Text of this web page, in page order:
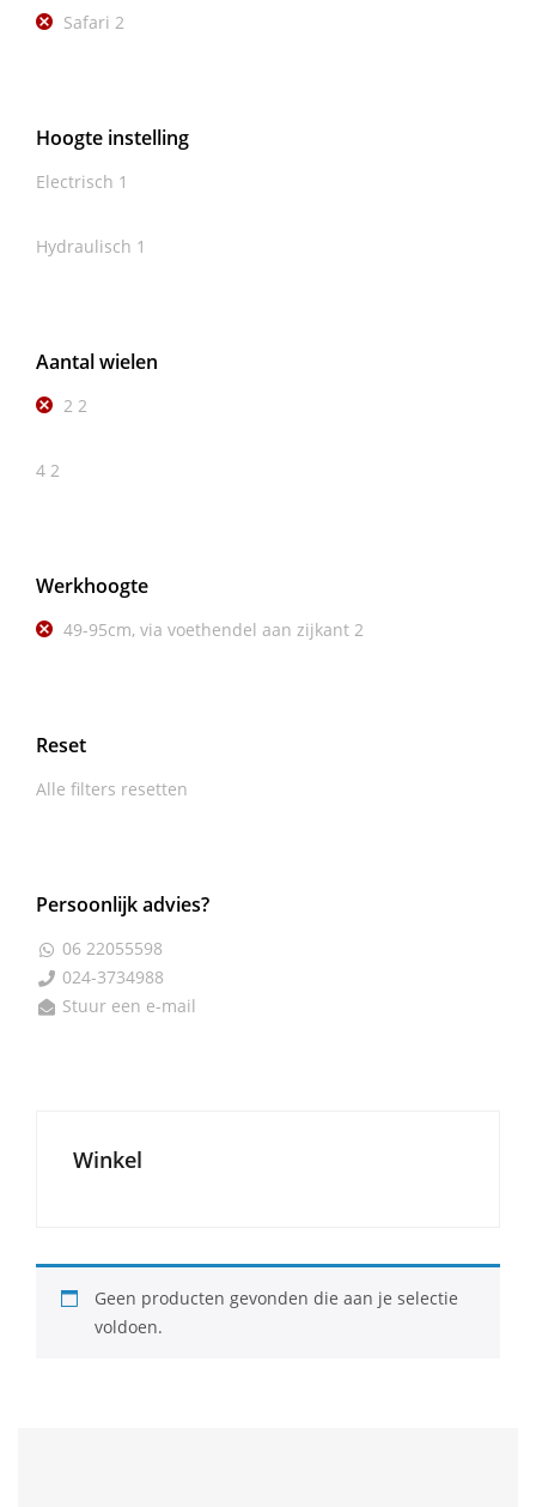
Safari 2
Hoogte instelling
Electrisch 1
Hydraulisch 1
Aantal wielen
2 2
4 2
Werkhoogte
49-95cm, via voethendel aan zijkant 2
Reset
Alle filters resetten
Persoonlijk advies?
 06 22055598
 024-3734988
 Stuur een e-mail
Winkel
Geen producten gevonden die aan je selectie
voldoen.